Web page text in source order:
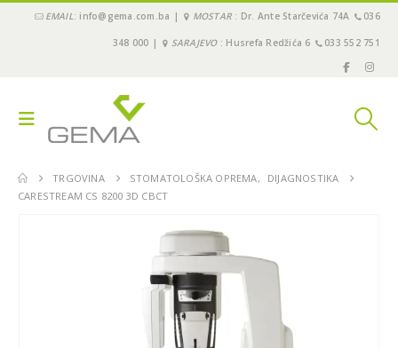
EMAIL: info@gema.com.ba | MOSTAR : Dr. Ante Starčevića 74A 036
348 000 | SARAJEVO: Husrefa Redžića 6 033 552 751
TRGOVINA STOMATOLOŠKA OPREMA,
DIJAGNOSTIKA
CARESTREAM CS 8200 3D CBCT